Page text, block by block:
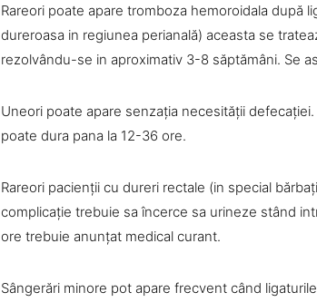
Rareori poate apare tromboza hemoroidala după
dureroasa in regiunea perianală) aceasta se
rezolvându-se in aproximativ 3-8 săptămâni. Se
Uneori poate apare senzaţia necesităţii
poate dura pana la 12-36 ore.
Rareori pacienţii cu dureri rectale (in special
complicaţie trebuie sa încerce sa urineze stând
ore trebuie anunţat medical curant.
Sângerări minore pot apare frecvent când